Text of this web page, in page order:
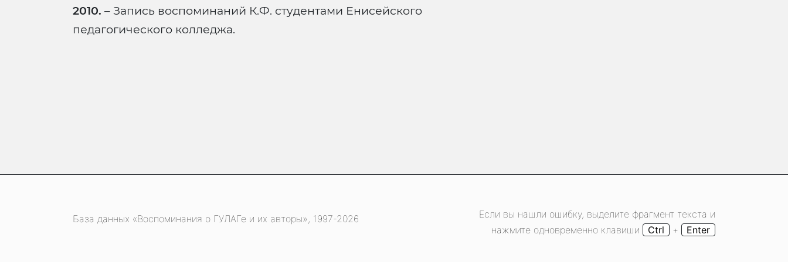
2010. – Запись воспоминаний К.Ф. студентами Енисейского
педагогического колледжа.
База данных «Воспоминания о ГУЛАГе и их авторы», 1997-2026
Если вы нашли ошибку, выделите фрагмент текста и
нажмите одновременно клавиши
Ctrl + Enter